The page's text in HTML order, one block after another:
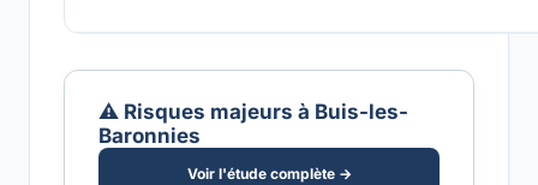
⚠️ Risques majeurs à Buis-les-
Baronnies
Voir l'étude complète →